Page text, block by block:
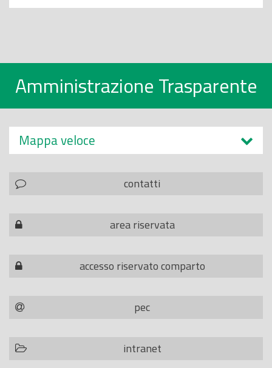
Amministrazione Trasparente
Mappa veloce
contatti
area riservata
accesso riservato comparto
pec
intranet